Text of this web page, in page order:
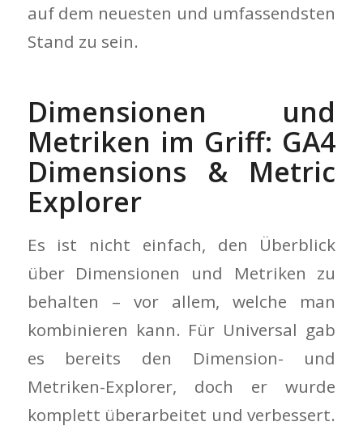
auf dem neuesten und umfassendsten
Stand zu sein.
Dimensionen und
Metriken im Griff: GA4
Dimensions & Metric
Explorer
Es ist nicht einfach, den Überblick
über Dimensionen und Metriken zu
behalten – vor allem, welche man
kombinieren kann. Für Universal gab
es bereits den Dimension- und
Metriken-Explorer, doch er wurde
komplett überarbeitet und verbessert.